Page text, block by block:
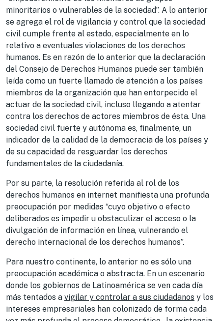
minoritarios o vulnerables de la sociedad”. A lo anterior
se agrega el rol de vigilancia y control que la sociedad
civil cumple frente al estado, especialmente en lo
relativo a eventuales violaciones de los derechos
humanos. Es en razón de lo anterior que la declaración
del Consejo de Derechos Humanos puede ser también
leída como un fuerte llamado de atención a los países
miembros de la organización que han entorpecido el
actuar de la sociedad civil, incluso llegando a atentar
contra los derechos de actores miembros de ésta. Una
sociedad civil fuerte y autónoma es, finalmente, un
indicador de la calidad de la democracia de los países y
de su capacidad de resguardar los derechos
fundamentales de la ciudadanía.
Por su parte, la resolución referida al rol de los
derechos humanos en internet manifiesta una profunda
preocupación por medidas “cuyo objetivo o efecto
deliberados es impedir u obstaculizar el acceso o la
divulgación de información en línea, vulnerando el
derecho internacional de los derechos humanos”.
Para nuestro continente, lo anterior no es sólo una
preocupación académica o abstracta. En un escenario
donde los gobiernos de Latinoamérica se ven cada día
más tentados a vigilar y controlar a sus ciudadanos y los
intereses empresariales han colonizado de forma cada